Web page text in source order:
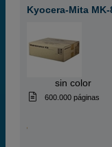
Kyocera-Mita
sin color
600.000 páginas